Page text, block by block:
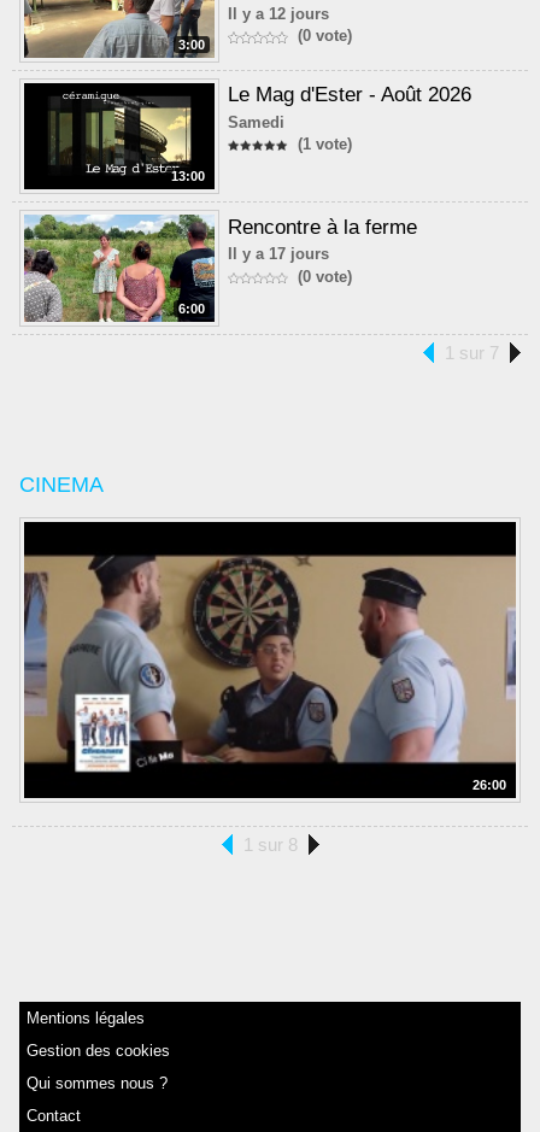
3:00
Il y a 12 jours
(0 vote)
13:00
Le Mag d'Ester - Août 2026
Samedi
(1 vote)
6:00
Rencontre à la ferme
Il y a 17 jours
(0 vote)
1 sur 7
CINEMA
26:00
1 sur 8
Mentions légales
Gestion des cookies
Qui sommes nous ?
Contact